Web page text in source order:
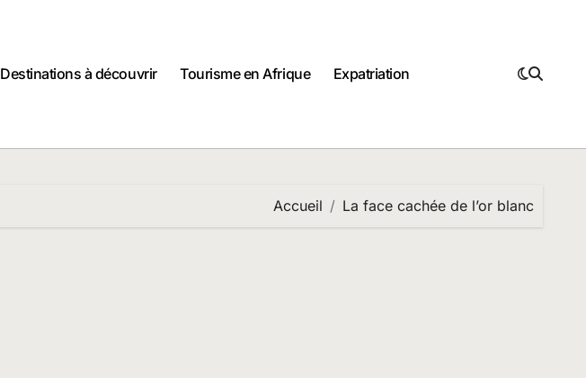
Destinations à découvrir Tourisme en Afrique Expatriation
Accueil La face cachée de l’or blanc